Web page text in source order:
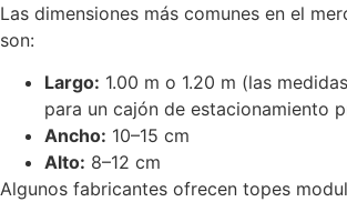
Las dimensiones más comunes en el
son:
Largo: 1.00 m o 1.20 m (las
para un cajón de estacionamiento
Ancho: 10–15 cm
Alto: 8–12 cm
Algunos fabricantes ofrecen topes